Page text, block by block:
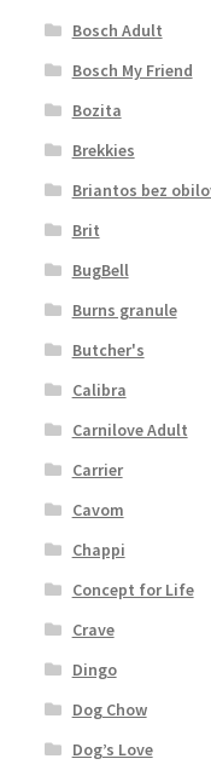
Bosch Adult
Bosch My Friend
Bozita
Brekkies
Briantos bez
Brit
BugBell
Burns granule
Butcher's
Calibra
Carnilove Adult
Carrier
Cavom
Chappi
Concept for Life
Crave
Dingo
Dog Chow
Dog’s Love